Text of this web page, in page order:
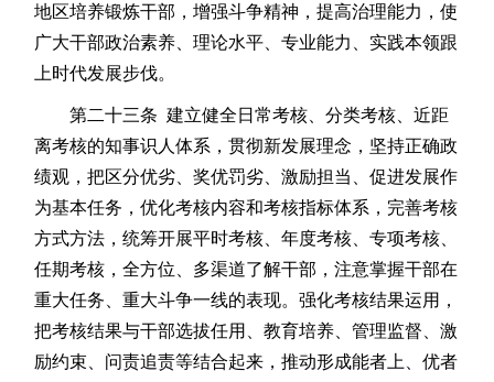
地区培养锻炼干部，增强斗争精神，提高治理能力，使
广大干部政治素养、理论水平、专业能力、实践本领跟
上时代发展步伐。
第二十三条 建立健全日常考核、分类考核、近距
离考核的知事识人体系，贯彻新发展理念，坚持正确政
绩观，把区分优劣、奖优罚劣、激励担当、促进发展作
为基本任务，优化考核内容和考核指标体系，完善考核
方式方法，统筹开展平时考核、年度考核、专项考核、
任期考核，全方位、多渠道了解干部，注意掌握干部在
重大任务、重大斗争一线的表现。强化考核结果运用，
把考核结果与干部选拔任用、教育培养、管理监督、激
励约束、问责追责等结合起来，推动形成能者上、优者